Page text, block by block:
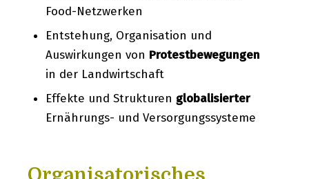
Food-Netzwerken
Entstehung, Organisation und
Auswirkungen von Protestbewegungen
in der Landwirtschaft
Effekte und Strukturen globalisierter
Ernährungs- und Versorgungssysteme